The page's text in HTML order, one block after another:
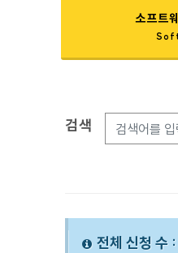
소프트
검색옵션
검색
전체 신청 수